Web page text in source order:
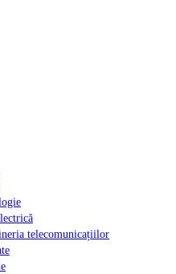
telecomunicațiilor